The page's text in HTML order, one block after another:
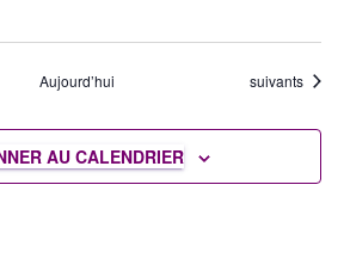
Aujourd’hui Évènements
suivants
AU CALENDRIER